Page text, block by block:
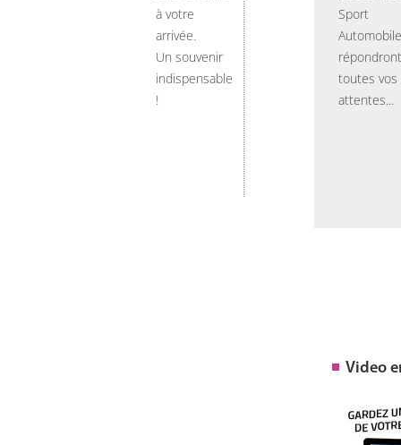
à votre
arrivée.
Un souvenir
indispensable
!
Sport
Automobile
toutes vos
attentes...
Video